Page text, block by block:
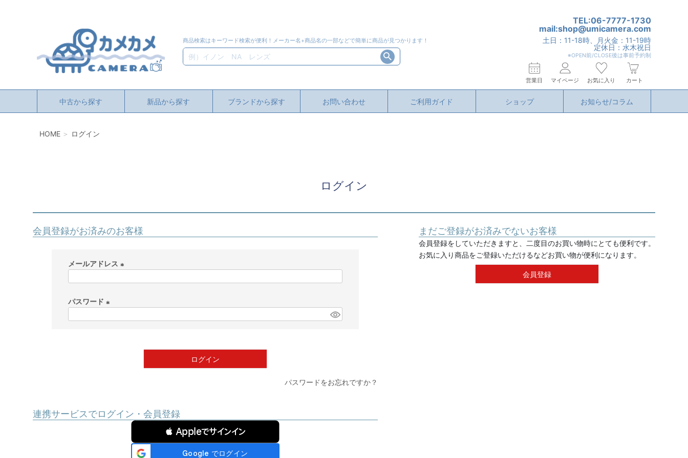
商品検索はキーワード検索が便利！メーカー名+商品名の一部などで簡単に商品が見つかります！
検索
TEL:06-7777-1730
mail:shop@umicamera.com
土日：11-18時、月火金：11-19時
定休日：水木祝日
※OPEN前/CLOSE後は事前予約制
営業日 マイページ お気に入り カート
中古から探す 新品から探す ブランドから探す お問い合わせ ご利用ガイド ショップ お知らせ/コラム
HOME ログイン
ログイン
会員登録がお済みのお客様
メールアドレス
パスワード
ログイン
パスワードをお忘れですか？
連携サービスでログイン・会員登録
 Appleでサインイン
まだご登録がお済みでないお客様
会員登録をしていただきますと、二度目のお買い物時にとても便利です。
お気に入り商品をご登録いただけるなどお買い物が便利になります。
会員登録